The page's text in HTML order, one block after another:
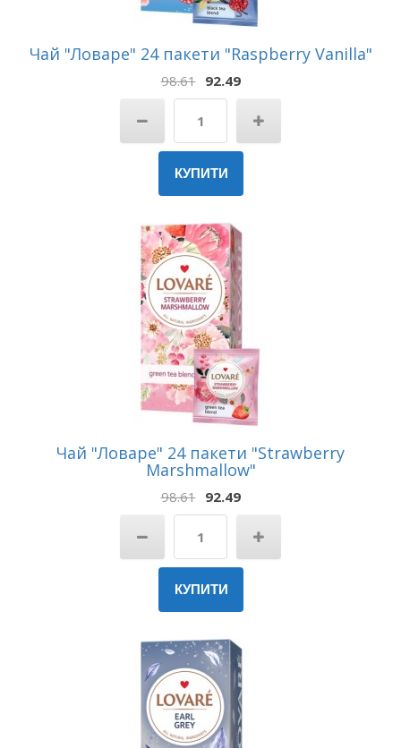
Чай "Ловаре" 24 пакети "Raspberry Vanilla"
98.61 92.49
КУПИТИ
Чай "Ловаре" 24 пакети "Strawberry
Marshmallow"
98.61 92.49
КУПИТИ